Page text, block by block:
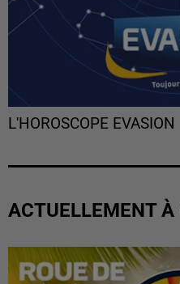
L'HOROSCOPE EVASION
ACTUELLEMENT À